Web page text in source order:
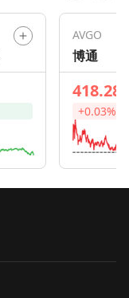
AVGO
博通
418.28
+0.03%